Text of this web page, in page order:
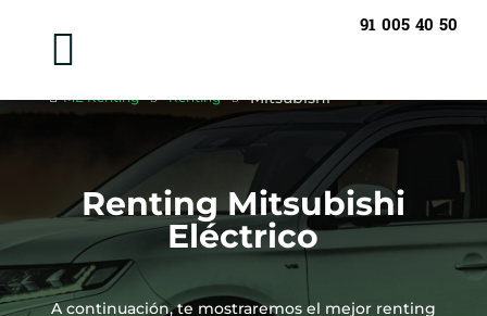

91 005 40 50
 ME Renting 5 Renting 5 Mitsubishi
Renting Mitsubishi
Eléctrico
A continuación, te mostraremos el mejor renting